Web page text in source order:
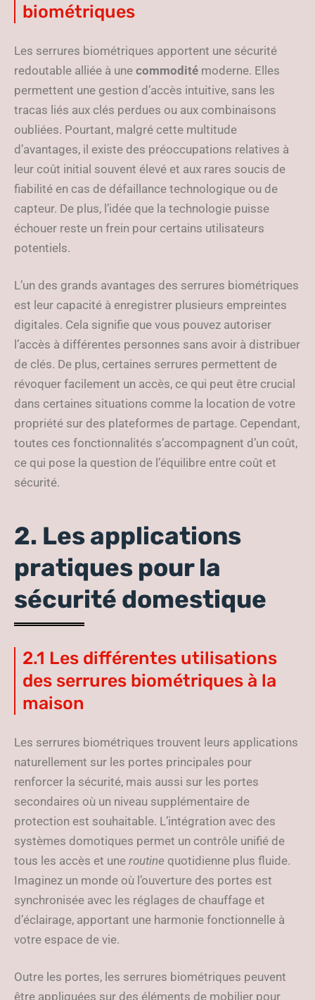
biométriques
Les serrures biométriques apportent une sécurité
redoutable alliée à une commodité moderne. Elles
permettent une gestion d’accès intuitive, sans les
tracas liés aux clés perdues ou aux combinaisons
oubliées. Pourtant, malgré cette multitude
d’avantages, il existe des préoccupations relatives à
leur coût initial souvent élevé et aux rares soucis de
fiabilité en cas de défaillance technologique ou de
capteur. De plus, l’idée que la technologie puisse
échouer reste un frein pour certains utilisateurs
potentiels.
L’un des grands avantages des serrures biométriques
est leur capacité à enregistrer plusieurs empreintes
digitales. Cela signifie que vous pouvez autoriser
l’accès à différentes personnes sans avoir à distribuer
de clés. De plus, certaines serrures permettent de
révoquer facilement un accès, ce qui peut être crucial
dans certaines situations comme la location de votre
propriété sur des plateformes de partage. Cependant,
toutes ces fonctionnalités s’accompagnent d’un coût,
ce qui pose la question de l’équilibre entre coût et
sécurité.
2. Les applications
pratiques pour la
sécurité domestique
2.1 Les différentes utilisations
des serrures biométriques à la
maison
Les serrures biométriques trouvent leurs applications
naturellement sur les portes principales pour
renforcer la sécurité, mais aussi sur les portes
secondaires où un niveau supplémentaire de
protection est souhaitable. L’intégration avec des
systèmes domotiques permet un contrôle unifié de
tous les accès et une routine quotidienne plus fluide.
Imaginez un monde où l’ouverture des portes est
synchronisée avec les réglages de chauffage et
d’éclairage, apportant une harmonie fonctionnelle à
votre espace de vie.
Outre les portes, les serrures biométriques peuvent
être appliquées sur des éléments de mobilier pour